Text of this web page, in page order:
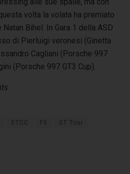
volta la volata ha premiato
Bihel. In Gara 1 della ASD
di Pierluigi veronesi (Ginetta
Cagliani (Porsche 997
(Porsche 997 GT3 Cup).
ETCC F3 GT Tour